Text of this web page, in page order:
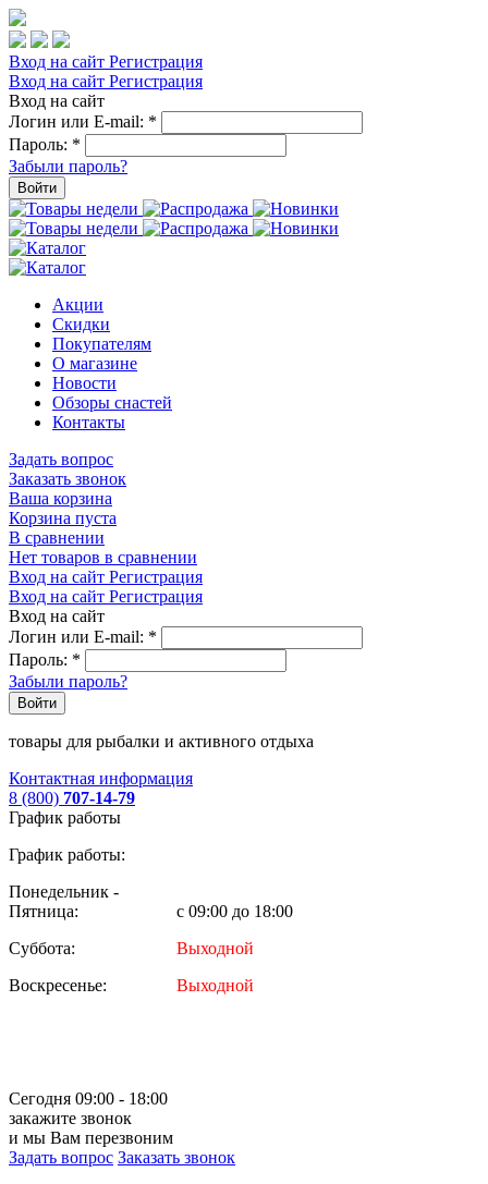
Вход на сайт Регистрация
Вход на сайт Регистрация
Вход на сайт
Логин или E-mail: *
Пароль: *
Забыли пароль?
Войти
Акции
Скидки
Покупателям
О магазине
Новости
Обзоры снастей
Контакты
Задать вопрос
Заказать звонок
Ваша корзина
Корзина пуста
В сравнении
Нет товаров в сравнении
Вход на сайт Регистрация
Вход на сайт Регистрация
Вход на сайт
Логин или E-mail: *
Пароль: *
Забыли пароль?
Войти
товары для рыбалки и активного отдыха
Контактная информация
8 (800) 707-14-79
График работы
График работы:
Понедельник -
Пятница:
с 09:00 до 18:00
Суббота:
Выходной
Воскресенье:
Выходной
Сегодня 09:00 - 18:00
закажите звонок
и мы Вам перезвоним
Задать вопрос Заказать звонок